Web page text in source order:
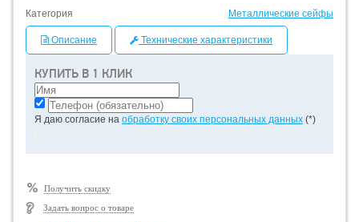
КУПИТЬ В 1 КЛИК
Я даю согласие на обработку своих персональных данных (*)
Получить скидку
Задать вопрос о товаре
Категория Металлические сейфы
Описание Технические характеристики